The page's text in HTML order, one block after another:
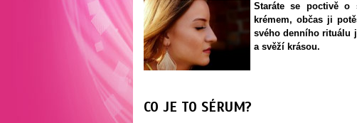
Staráte se poctivě o
krémem, občas ji
svého denního rituálu
a svěží krásou.
CO JE TO SÉRUM?